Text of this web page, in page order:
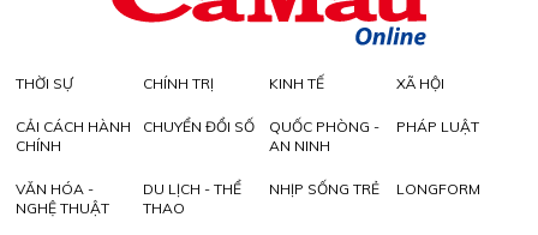
THỜI SỰ CHÍNH TRỊ KINH TẾ XÃ HỘI
CẢI CÁCH HÀNH
CHÍNH
CHUYỂN ĐỔI SỐ
QUỐC PHÒNG -
AN NINH
PHÁP LUẬT
VĂN HÓA -
NGHỆ THUẬT
DU LỊCH - THỂ
THAO
NHỊP SỐNG TRẺ LONGFORM